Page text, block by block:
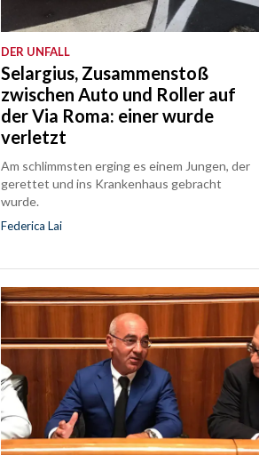
DER UNFALL
Selargius, Zusammenstoß
zwischen Auto und Roller auf
der Via Roma: einer wurde
verletzt
Am schlimmsten erging es einem Jungen, der
gerettet und ins Krankenhaus gebracht
wurde.
Federica Lai